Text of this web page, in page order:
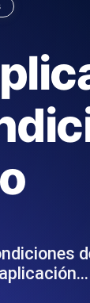
Monitoring
always-on de
antes que